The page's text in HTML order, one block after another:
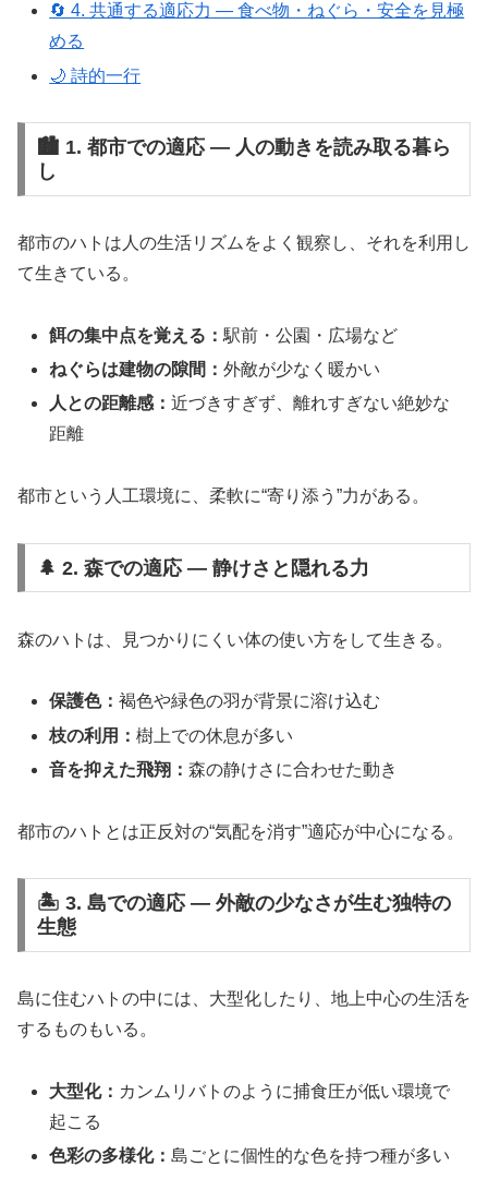
🔄 4. 共通する適応力 ― 食べ物・ねぐら・安全を見極
める
🌙 詩的一行
🏙️ 1. 都市での適応 ― 人の動きを読み取る暮ら
し
都市のハトは人の生活リズムをよく観察し、それを利用し
て生きている。
餌の集中点を覚える：駅前・公園・広場など
ねぐらは建物の隙間：外敵が少なく暖かい
人との距離感：近づきすぎず、離れすぎない絶妙な
距離
都市という人工環境に、柔軟に“寄り添う”力がある。
🌲 2. 森での適応 ― 静けさと隠れる力
森のハトは、見つかりにくい体の使い方をして生きる。
保護色：褐色や緑色の羽が背景に溶け込む
枝の利用：樹上での休息が多い
音を抑えた飛翔：森の静けさに合わせた動き
都市のハトとは正反対の“気配を消す”適応が中心になる。
🏝️ 3. 島での適応 ― 外敵の少なさが生む独特の
生態
島に住むハトの中には、大型化したり、地上中心の生活を
するものもいる。
大型化： カンムリバトのように捕食圧が低い環境で
起こる
色彩の多様化：島ごとに個性的な色を持つ種が多い